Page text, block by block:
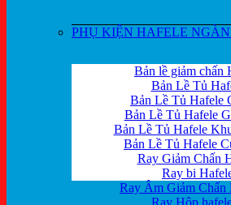
PHỤ KIỆN HAFELE
Bản lề giảm chấn
Bản Lề Tủ
Bản Lề Tủ Hafele
Bản Lề Tủ Hafele
Bản Lề Tủ Hafele
Bản Lề Tủ Hafele
Ray Giảm Chấn
Ray bi
Ray Âm Giảm Chấn
Ray Hộp